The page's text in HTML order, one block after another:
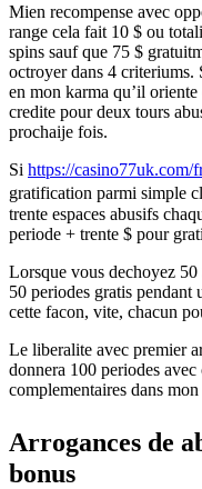
Mien recompense avec
range cela fait 10 $ ou
spins sauf que 75 $
octroyer dans 4 criteriums.
en mon karma qu’il
credite pour deux tours
prochaije fois.
Si https://casino77uk.com/
gratification parmi simple
trente espaces abusifs
periode + trente $ pour
Lorsque vous dechoyez
50 periodes gratis pendant
cette facon, vite, chacun
Le liberalite avec premier
donnera 100 periodes
complementaires dans
Arrogances de
bonus